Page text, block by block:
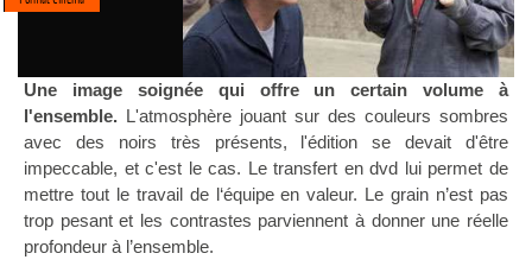
Une image soignée qui offre un certain volume à
l'ensemble. L'atmosphère jouant sur des couleurs sombres
avec des noirs très présents, l'édition se devait d'être
impeccable, et c'est le cas. Le transfert en dvd lui permet de
mettre tout le travail de l‘équipe en valeur. Le grain n’est pas
trop pesant et les contrastes parviennent à donner une réelle
profondeur à l’ensemble.